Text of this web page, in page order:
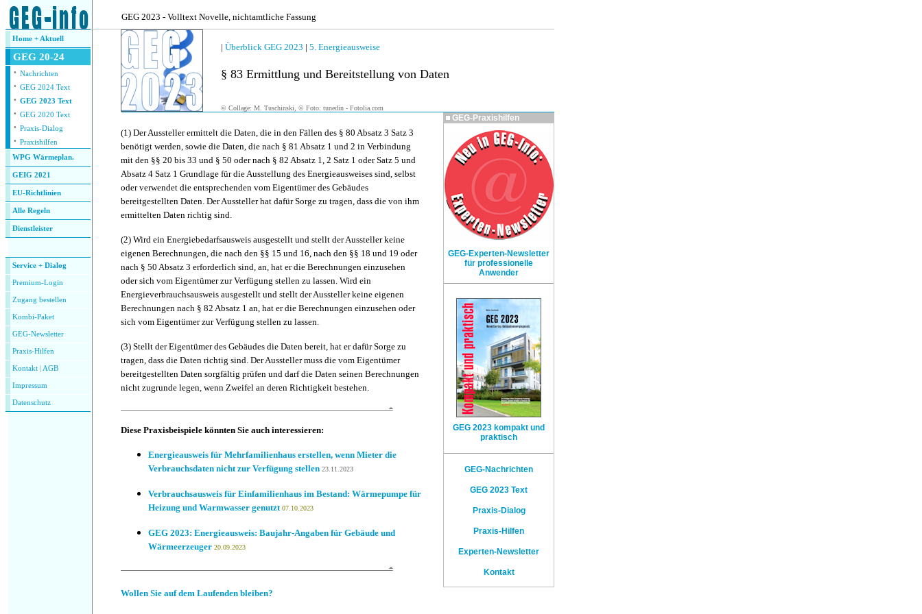
GEG 2023 - Volltext Novelle, nichtamtliche Fassung
Home + Aktuell
GEG 20-24
· Nachrichten
· GEG 2024 Text
· GEG 2023 Text
· GEG 2020 Text
· Praxis-Dialog
· Praxishilfen
WPG Wärmeplan.
GEIG 2021
EU-Richtlinien
Alle Regeln
Dienstleister
Service + Dialog
Premium-Login
Zugang bestellen
Kombi-Paket
GEG-Newsletter
Praxis-Hilfen
Kontakt AGB
Impressum
Datenschutz
| Überblick GEG 2023 | 5. Energieausweise
§ 83 Ermittlung und Bereitstellung von Daten
© Collage: M. Tuschinski, © Foto: tunedin - Fotolia.com
(1) Der Aussteller ermittelt die Daten, die in den Fällen des § 80 Absatz 3 Satz 3
benötigt werden, sowie die Daten, die nach § 81 Absatz 1 und 2 in Verbindung
mit den §§ 20 bis 33 und § 50 oder nach § 82 Absatz 1, 2 Satz 1 oder Satz 5 und
Absatz 4 Satz 1 Grundlage für die Ausstellung des Energieausweises sind, selbst
oder verwendet die entsprechenden vom Eigentümer des Gebäudes
bereitgestellten Daten. Der Aussteller hat dafür Sorge zu tragen, dass die von ihm
ermittelten Daten richtig sind.
(2) Wird ein Energiebedarfsausweis ausgestellt und stellt der Aussteller keine
eigenen Berechnungen, die nach den §§ 15 und 16, nach den §§ 18 und 19 oder
nach § 50 Absatz 3 erforderlich sind, an, hat er die Berechnungen einzusehen
oder sich vom Eigentümer zur Verfügung stellen zu lassen. Wird ein
Energieverbrauchsausweis ausgestellt und stellt der Aussteller keine eigenen
Berechnungen nach § 82 Absatz 1 an, hat er die Berechnungen einzusehen oder
sich vom Eigentümer zur Verfügung stellen zu lassen.
(3) Stellt der Eigentümer des Gebäudes die Daten bereit, hat er dafür Sorge zu
tragen, dass die Daten richtig sind. Der Aussteller muss die vom Eigentümer
bereitgestellten Daten sorgfältig prüfen und darf die Daten seinen Berechnungen
nicht zugrunde legen, wenn Zweifel an deren Richtigkeit bestehen.
Diese Praxisbeispiele könnten Sie auch interessieren:
Energieausweis für Mehrfamilienhaus erstellen, wenn Mieter die
Verbrauchsdaten nicht zur Verfügung stellen 23.11.2023
Verbrauchsausweis für Einfamilienhaus im Bestand: Wärmepumpe für
Heizung und Warmwasser genutzt 07.10.2023
GEG 2023: Energieausweis: Baujahr-Angaben für Gebäude und
Wärmeerzeuger 20.09.2023
Wollen Sie auf dem Laufenden bleiben?
GEG-Praxishilfen
GEG-Experten-Newsletter
für professionelle
Anwender
GEG 2023 kompakt und
praktisch
GEG-Nachrichten
GEG 2023 Text
Praxis-Dialog
Praxis-Hilfen
Experten-Newsletter
Kontakt